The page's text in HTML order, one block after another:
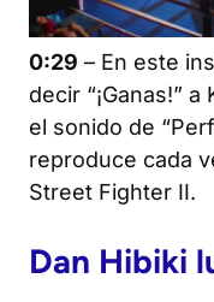
0:29 – En este
decir “¡Ganas!”
el sonido de
reproduce cada
Street Fighter II.
Dan Hibiki